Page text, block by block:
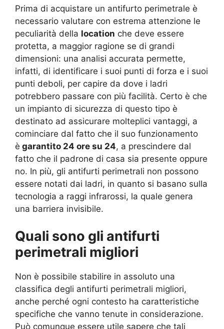
Prima di acquistare un antifurto perimetrale è
necessario valutare con estrema attenzione le
peculiarità della location che deve essere
protetta, a maggior ragione se di grandi
dimensioni: una analisi accurata permette,
infatti, di identificare i suoi punti di forza e i suoi
punti deboli, per capire da dove i ladri
potrebbero passare con più facilità. Certo è che
un impianto di sicurezza di questo tipo è
destinato ad assicurare molteplici vantaggi, a
cominciare dal fatto che il suo funzionamento
è garantito 24 ore su 24, a prescindere dal
fatto che il padrone di casa sia presente oppure
no. In più, gli antifurti perimetrali non possono
essere notati dai ladri, in quanto si basano sulla
tecnologia a raggi infrarossi, la quale genera
una barriera invisibile.
Quali sono gli antifurti
perimetrali migliori
Non è possibile stabilire in assoluto una
classifica degli antifurti perimetrali migliori,
anche perché ogni contesto ha caratteristiche
specifiche che vanno tenute in considerazione.
Può comunque essere utile sapere che tali